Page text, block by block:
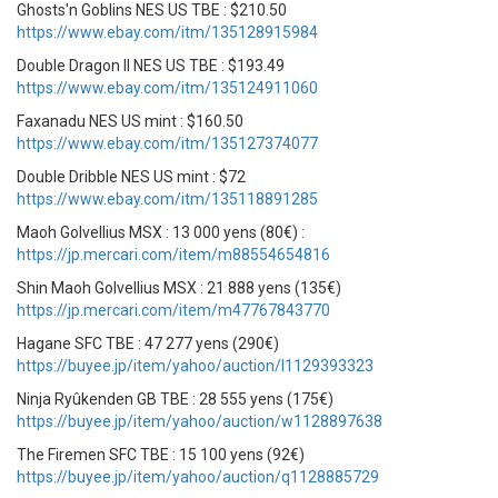
Ghosts'n Goblins NES US TBE : $210.50
https://www.ebay.com/itm/135128915984
Double Dragon II NES US TBE : $193.49
https://www.ebay.com/itm/135124911060
Faxanadu NES US mint : $160.50
https://www.ebay.com/itm/135127374077
Double Dribble NES US mint : $72
https://www.ebay.com/itm/135118891285
Maoh Golvellius MSX : 13 000 yens (80€) :
https://jp.mercari.com/item/m88554654816
Shin Maoh Golvellius MSX : 21 888 yens (135€)
https://jp.mercari.com/item/m47767843770
Hagane SFC TBE : 47 277 yens (290€)
https://buyee.jp/item/yahoo/auction/l1129393323
Ninja Ryûkenden GB TBE : 28 555 yens (175€)
https://buyee.jp/item/yahoo/auction/w1128897638
The Firemen SFC TBE : 15 100 yens (92€)
https://buyee.jp/item/yahoo/auction/q1128885729